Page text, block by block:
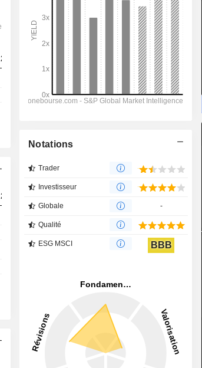
2026 2027 2028 2029
-169 885 -191 409 -206 464
-32,94% -12,67% -7,87%
2026
73 091 55 296 57 104
-
Notations
Trader
Investisseur
Globale -
Qualité
ESG MSCI BBB